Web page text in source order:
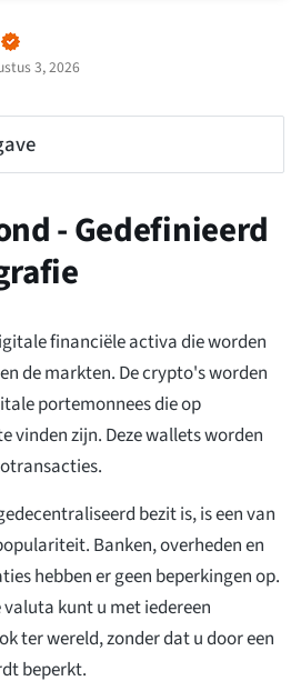
3, 2026
- Gedefinieerd
financiële activa die worden
de markten. De crypto's worden
portemonnees die op
vinden zijn. Deze wallets worden
bezit is, is een van
Banken, overheden en
hebben er geen beperkingen op.
kunt u met iedereen
ter wereld, zonder dat u door een
beperkt.